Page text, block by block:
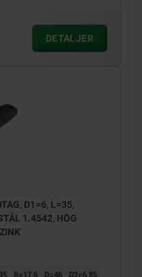
DETALJER
D1=6, L=35,
1.4542, HÖG